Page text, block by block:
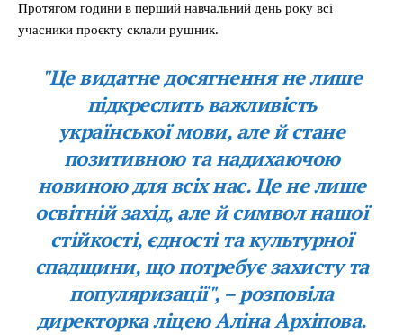
Протягом години в перший навчальний день року всі
учасники проєкту склали рушник.
"Це видатне досягнення не лише
підкреслить важливість
української мови, але й стане
позитивною та надихаючою
новиною для всіх нас. Це не лише
освітній захід, але й символ нашої
стійкості, єдності та культурної
спадщини, що потребує захисту та
популяризації", – розповіла
директорка ліцею Аліна Архіпова.